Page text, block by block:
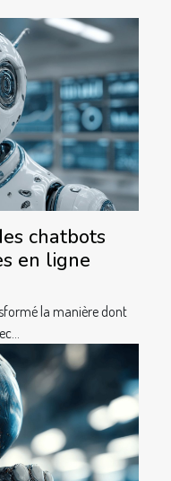
chatbots
en ligne
la manière dont